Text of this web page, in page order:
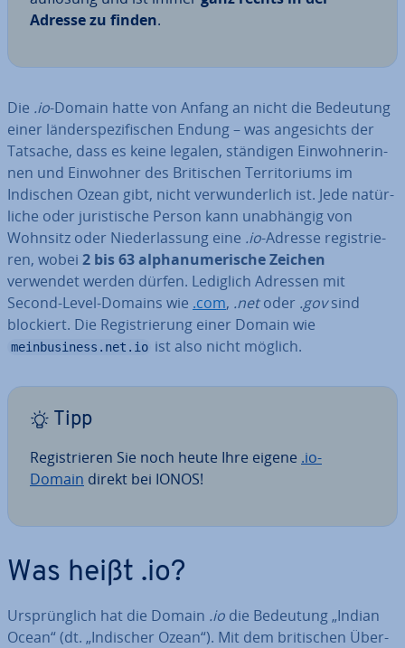
Adresse zu finden.
Die .io-Domain hatte von Anfang an nicht die Bedeutung
einer län­der­spe­zi­fi­schen Endung – was an­ge­sichts der
Tatsache, dass es keine legalen, ständigen Ein­woh­ne­rin­
nen und Einwohner des Bri­ti­schen Ter­ri­to­ri­ums im
Indischen Ozean gibt, nicht ver­wun­der­lich ist. Jede na­tür­
li­che oder ju­ris­ti­sche Person kann un­ab­hän­gig von
Wohnsitz oder Nie­der­las­sung eine .io-Adresse re­gis­trie­
ren, wobei 2 bis 63 al­pha­nu­me­ri­sche Zeichen
verwendet werden dürfen. Lediglich Adressen mit
Second-Level-Domains wie .com, .netoder .govsind
blockiert. Die Re­gis­trie­rung einer Domain wie
meinbusiness.net.io ist also nicht möglich.
Tipp
Re­gis­trie­ren Sie noch heute Ihre eigene .io-
Domain direkt bei IONOS!
Was heißt .io?
Ur­sprüng­lich hat die Domain .io die Bedeutung „Indian
Ocean“ (dt. „Indischer Ozean“). Mit dem bri­ti­schen Über­